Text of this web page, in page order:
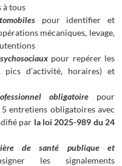
à tous
pour identifier et
mécaniques, levage,
pour repérer les
pics d’activité, horaires) et
obligatoire
pour
entretiens obligatoires avec
par la loi 2025-989 du 24
de santé publique et
les signalements